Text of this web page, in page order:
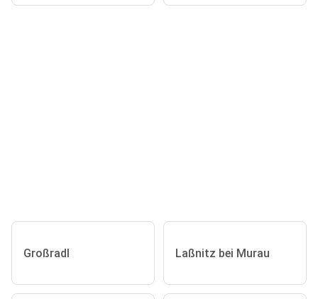
Großradl Laßnitz bei Murau